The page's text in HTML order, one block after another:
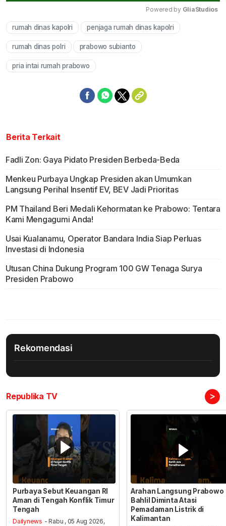
Powered by GliaStudios
rumah dinas kapolri penjaga rumah dinas kapolri
rumah dinas polri prabowo subianto
pria intai rumah prabowo
Berita Terkait
Fadli Zon: Gaya Pidato Presiden Berbeda-Beda
Menkeu Purbaya Ungkap Presiden akan Umumkan
Langsung Perihal Insentif EV, BEV Jadi Prioritas
PM Thailand Beri Medali Kehormatan ke Prabowo: Tentara
Kami Mengagumi Anda!
Usai Kualanamu, Operator Bandara India Siap Perluas
Investasi di Indonesia
Utusan China Dukung Program 100 GW Tenaga Surya
Presiden Prabowo
Rekomendasi
Republika TV >
Purbaya Sebut Keuangan RI
Aman di Tengah Konflik Timur
Tengah
Dailynews - Rabu , 05 Aug 2026,
Arahan Langsung Prabowo
Bahlil Diminta Atasi
Pemadaman Listrik di
Kalimantan